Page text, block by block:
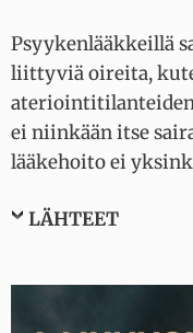
Psyykenlääkkeillä
liittyviä oireita,
ei niinkään itse
lääkehoito ei
LÄHTEET